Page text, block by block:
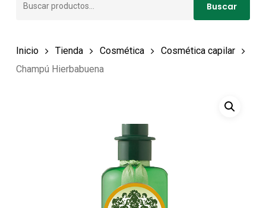
Buscar
Inicio Tienda Cosmética
Cosmética capilar
Champú Hierbabuena